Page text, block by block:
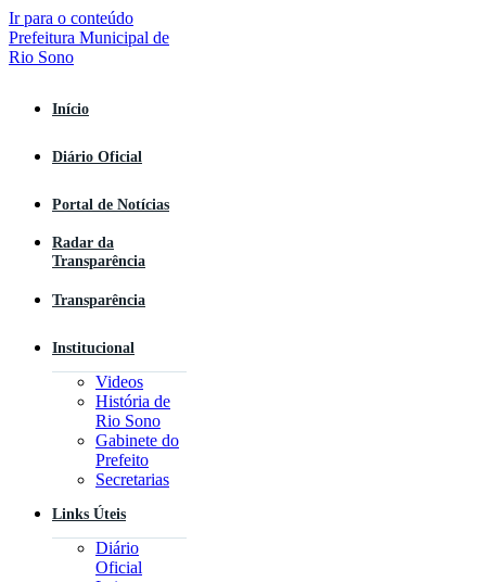
Ir para o conteúdo
Início
Diário Oficial
Portal de Notícias
Radar da
Transparência
Transparência
Institucional
Videos
História de
Rio Sono
Gabinete do
Prefeito
Secretarias
Links Úteis
Diário
Oficial